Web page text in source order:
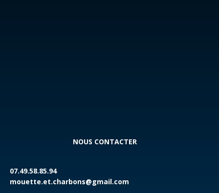
NOUS CONTACTER
07.49.58.85.94
mouette.et.charbons@gmail.com